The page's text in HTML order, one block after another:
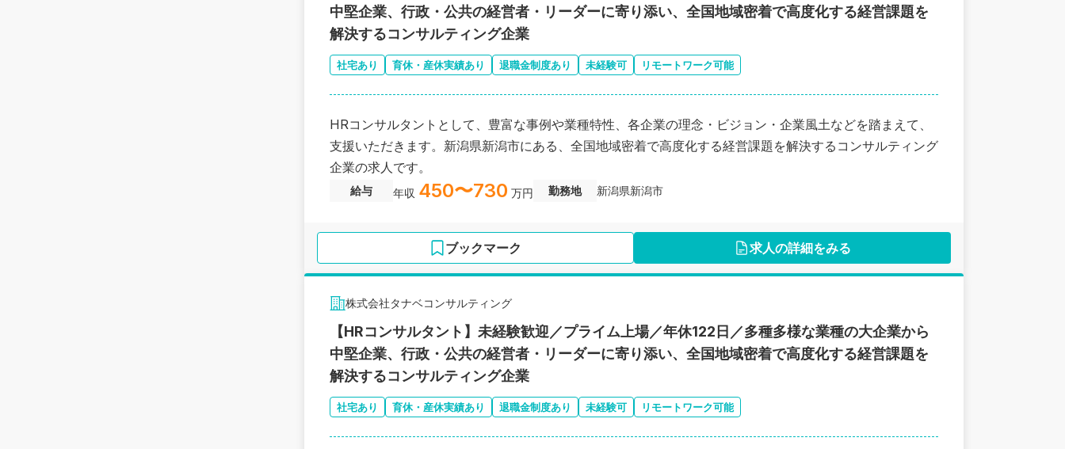
中堅企業、行政・公共の経営者・リーダーに寄り添い、全国地域密着で高度化する経営課題を
解決するコンサルティング企業
社宅あり 育休・産休実績あり 退職金制度あり 未経験可 リモートワーク可能
HRコンサルタントとして、豊富な事例や業種特性、各企業の理念・ビジョン・企業風土などを踏まえて、
支援いただきます。新潟県新潟市にある、全国地域密着で高度化する経営課題を解決するコンサルティング
企業の求人です。
給与 年収 450〜730 万円 勤務地 新潟県新潟市
ブックマーク 求人の詳細をみる
株式会社タナベコンサルティング
【HRコンサルタント】未経験歓迎／プライム上場／年休122日／多種多様な業種の大企業から
中堅企業、行政・公共の経営者・リーダーに寄り添い、全国地域密着で高度化する経営課題を
解決するコンサルティング企業
社宅あり 育休・産休実績あり 退職金制度あり 未経験可 リモートワーク可能